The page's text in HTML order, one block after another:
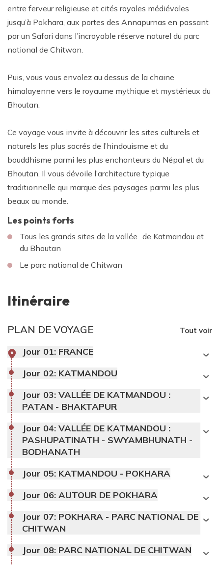
entre ferveur religieuse et cités royales médiévales
jusqu’à Pokhara, aux portes des Annapurnas en passant
par un Safari dans l’incroyable réserve naturel du parc
national de Chitwan.
Puis, vous vous envolez au dessus de la chaine
himalayenne vers le royaume mythique et mystérieux du
Bhoutan.
Ce voyage vous invite à découvrir les sites culturels et
naturels les plus sacrés de l’hindouisme et du
bouddhisme parmi les plus enchanteurs du Népal et du
Bhoutan. Il vous dévoile l’architecture typique
traditionnelle qui marque des paysages parmi les plus
beaux au monde.
Les points forts
Tous les grands sites de la vallée de Katmandou et
du Bhoutan
Le parc national de Chitwan
Itinéraire
PLAN DE VOYAGE Tout voir
Jour 01: FRANCE
Jour 02: KATMANDOU
Jour 03: VALLÉE DE KATMANDOU :
PATAN - BHAKTAPUR
Jour 04: VALLÉE DE KATMANDOU :
PASHUPATINATH - SWYAMBHUNATH -
BODHANATH
Jour 05: KATMANDOU - POKHARA
Jour 06: AUTOUR DE POKHARA
Jour 07: POKHARA - PARC NATIONAL DE
CHITWAN
Jour 08: PARC NATIONAL DE CHITWAN